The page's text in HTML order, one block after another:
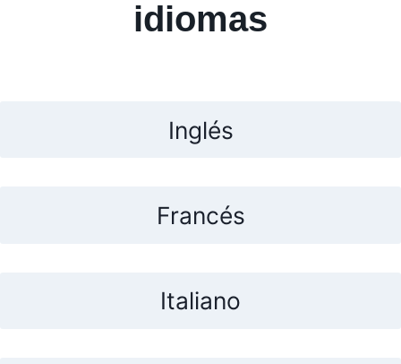
idiomas
Inglés
Francés
Italiano